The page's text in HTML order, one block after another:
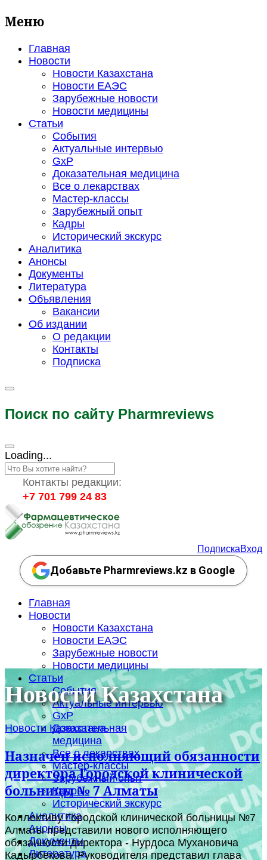
Меню
Главная
Новости
Новости Казахстана
Новости ЕАЭС
Зарубежные новости
Новости медицины
Статьи
События
Актуальные интервью
GxP
Доказательная медицина
Все о лекарствах
Мастер-классы
Зарубежный опыт
Кадры
Исторический экскурс
Аналитика
Анонсы
Документы
Литература
Объявления
Вакансии
Об издании
О редакции
Контакты
Подписка
Поиск по сайту Pharmreviews
Loading...
Контакты редакции:
+7 701 799 24 83
ПодпискаВход
Добавьте Pharmreviews.kz в Google
Главная
Новости
Новости Казахстана
Новости ЕАЭС
Зарубежные новости
Новости медицины
Статьи
События
Актуальные интервью
GxP
Доказательная
медицина
Все о лекарствах
Мастер-классы
Зарубежный опыт
Кадры
Исторический экскурс
Аналитика
Анонсы
Документы
Литература
Новости Казахстана
Новости Казахстана
Назначен исполняющий обязанности
директора Городской клинической
больницы № 7 Алматы
Коллективу Городской клинической больницы №7
Алматы представили нового исполняющего
обязанности директора - Нурдоса Мухановича
Кадырбекова. Руководителя представил глава